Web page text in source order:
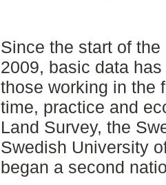
Since the start of
2009, basic data
those working in the
time, practice and
Land Survey, the
Swedish University
began a second